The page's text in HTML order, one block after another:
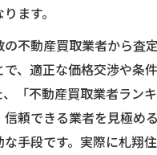
ます。
不動産買取業者から査
、適正な価格交渉や条
、「不動産買取業者ラン
信頼できる業者を見極め
手段です。実際に札翔